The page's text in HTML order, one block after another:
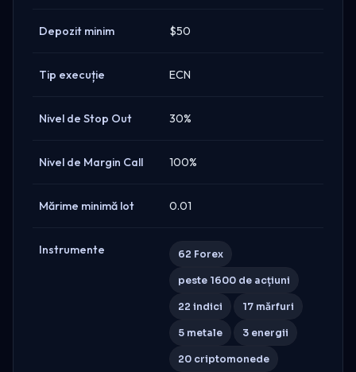
Depozit minim $50
Tip execuție ECN
Nivel de Stop Out 30%
Nivel de Margin Call 100%
Mărime minimă lot 0.01
Instrumente 62 Forex
peste 1600 de acțiuni
22 indici 17 mărfuri
5 metale 3 energii
20 criptomonede